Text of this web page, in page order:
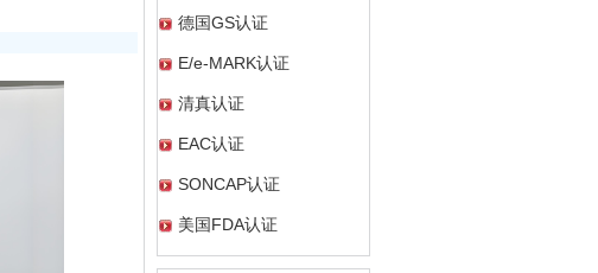
德国GS认证
E/e-MARK认证
清真认证
EAC认证
SONCAP认证
美国FDA认证